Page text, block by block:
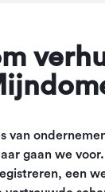
van
gaan we
een